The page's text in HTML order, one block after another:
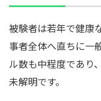
被験者は若年で健康
事者全体へ直ちに一
ル数も中程度であり
未解明です。